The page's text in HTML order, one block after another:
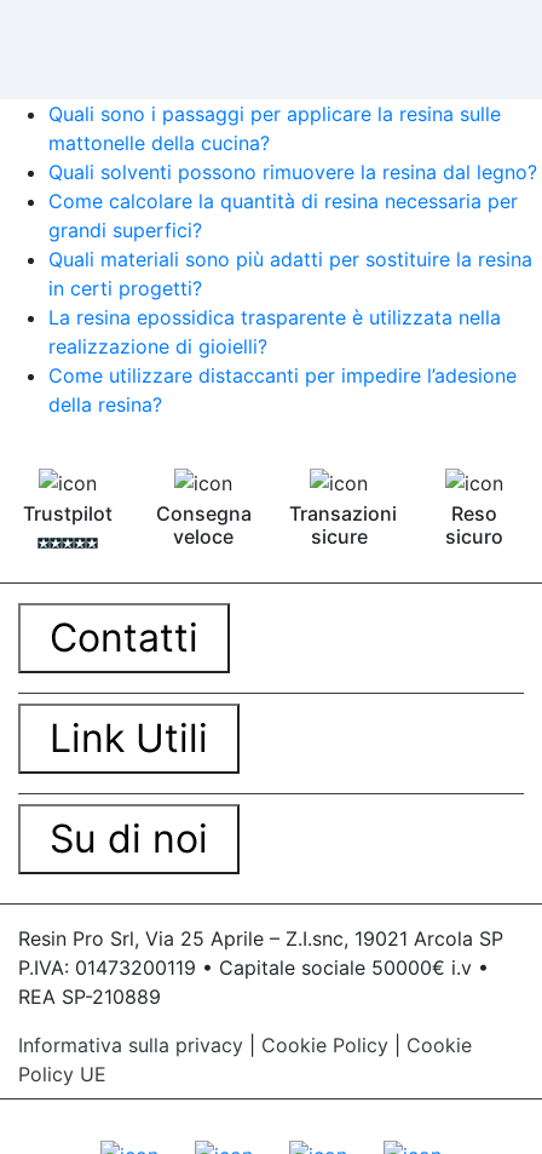
Quali sono i passaggi per applicare la resina sulle
mattonelle della cucina?
Quali solventi possono rimuovere la resina dal legno?
Come calcolare la quantità di resina necessaria per
grandi superfici?
Quali materiali sono più adatti per sostituire la resina
in certi progetti?
La resina epossidica trasparente è utilizzata nella
realizzazione di gioielli?
Come utilizzare distaccanti per impedire l’adesione
della resina?
Trustpilot
Consegna
veloce
Transazioni
sicure
Reso
sicuro
Contatti
Link Utili
Su di noi
Resin Pro Srl, Via 25 Aprile – Z.I.snc, 19021 Arcola SP
P.IVA: 01473200119 • Capitale sociale 50000€ i.v •
REA SP-210889
Informativa sulla privacy
Cookie Policy
Cookie
Policy UE